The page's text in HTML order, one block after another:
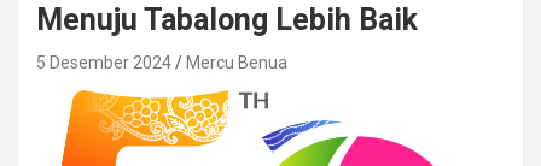
Menuju Tabalong Lebih Baik
5 Desember 2024 Mercu Benua